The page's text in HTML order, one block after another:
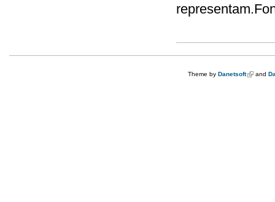
Theme by Danetsoft(link is
and